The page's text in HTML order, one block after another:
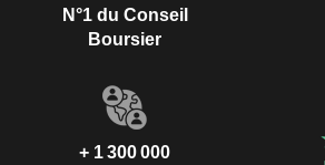
N°1 du Conseil
Boursier
+ 1 300 000